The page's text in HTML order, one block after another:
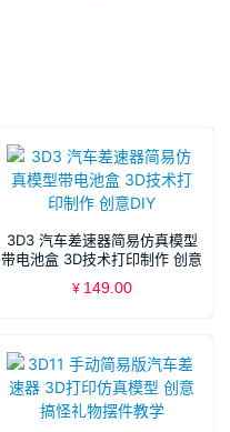
3D3 汽车差速器简易仿真模型
带电池盒 3D技术打印制作 创意
DIY
¥ 149.00